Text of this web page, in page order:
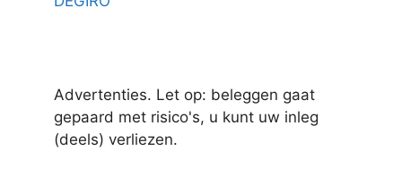
Advertenties. Let op: beleggen gaat
gepaard met risico's, u kunt uw inleg
(deels) verliezen.